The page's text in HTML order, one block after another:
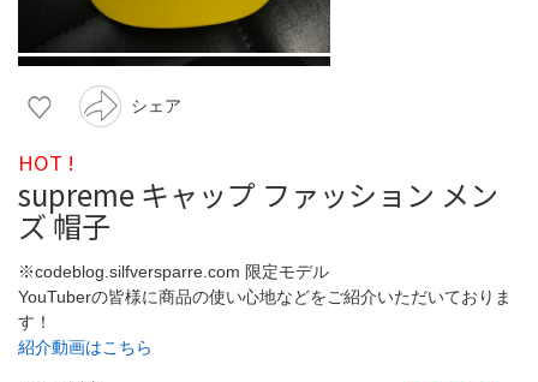
シェア
HOT !
supreme キャップ ファッション メン
ズ 帽子
※codeblog.silfversparre.com 限定モデル
YouTuberの皆様に商品の使い心地などをご紹介いただいておりま
す！
紹介動画はこちら